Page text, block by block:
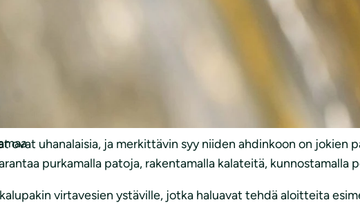
käyttää Ympäristöbonuksen virtavesityöhön.
Partioaitan tuesta, jonka avulla voimme jatkaa työtämme
ovat uhanalaisia, ja merkittävin syy niiden ahdinkoon on jokien
purkamalla patoja, rakentamalla kalateitä, kunnostamalla
virtavesien ystäville, jotka haluavat tehdä aloitteita